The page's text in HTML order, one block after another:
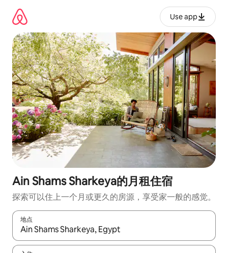
Use app
Ain Shams Sharkeya的月租住宿
探索可以住上一个月或更久的房源，享受家一般的感觉。
地点
如有搜索结果，请使用上下方向键查看，或通过点击或滑动手势